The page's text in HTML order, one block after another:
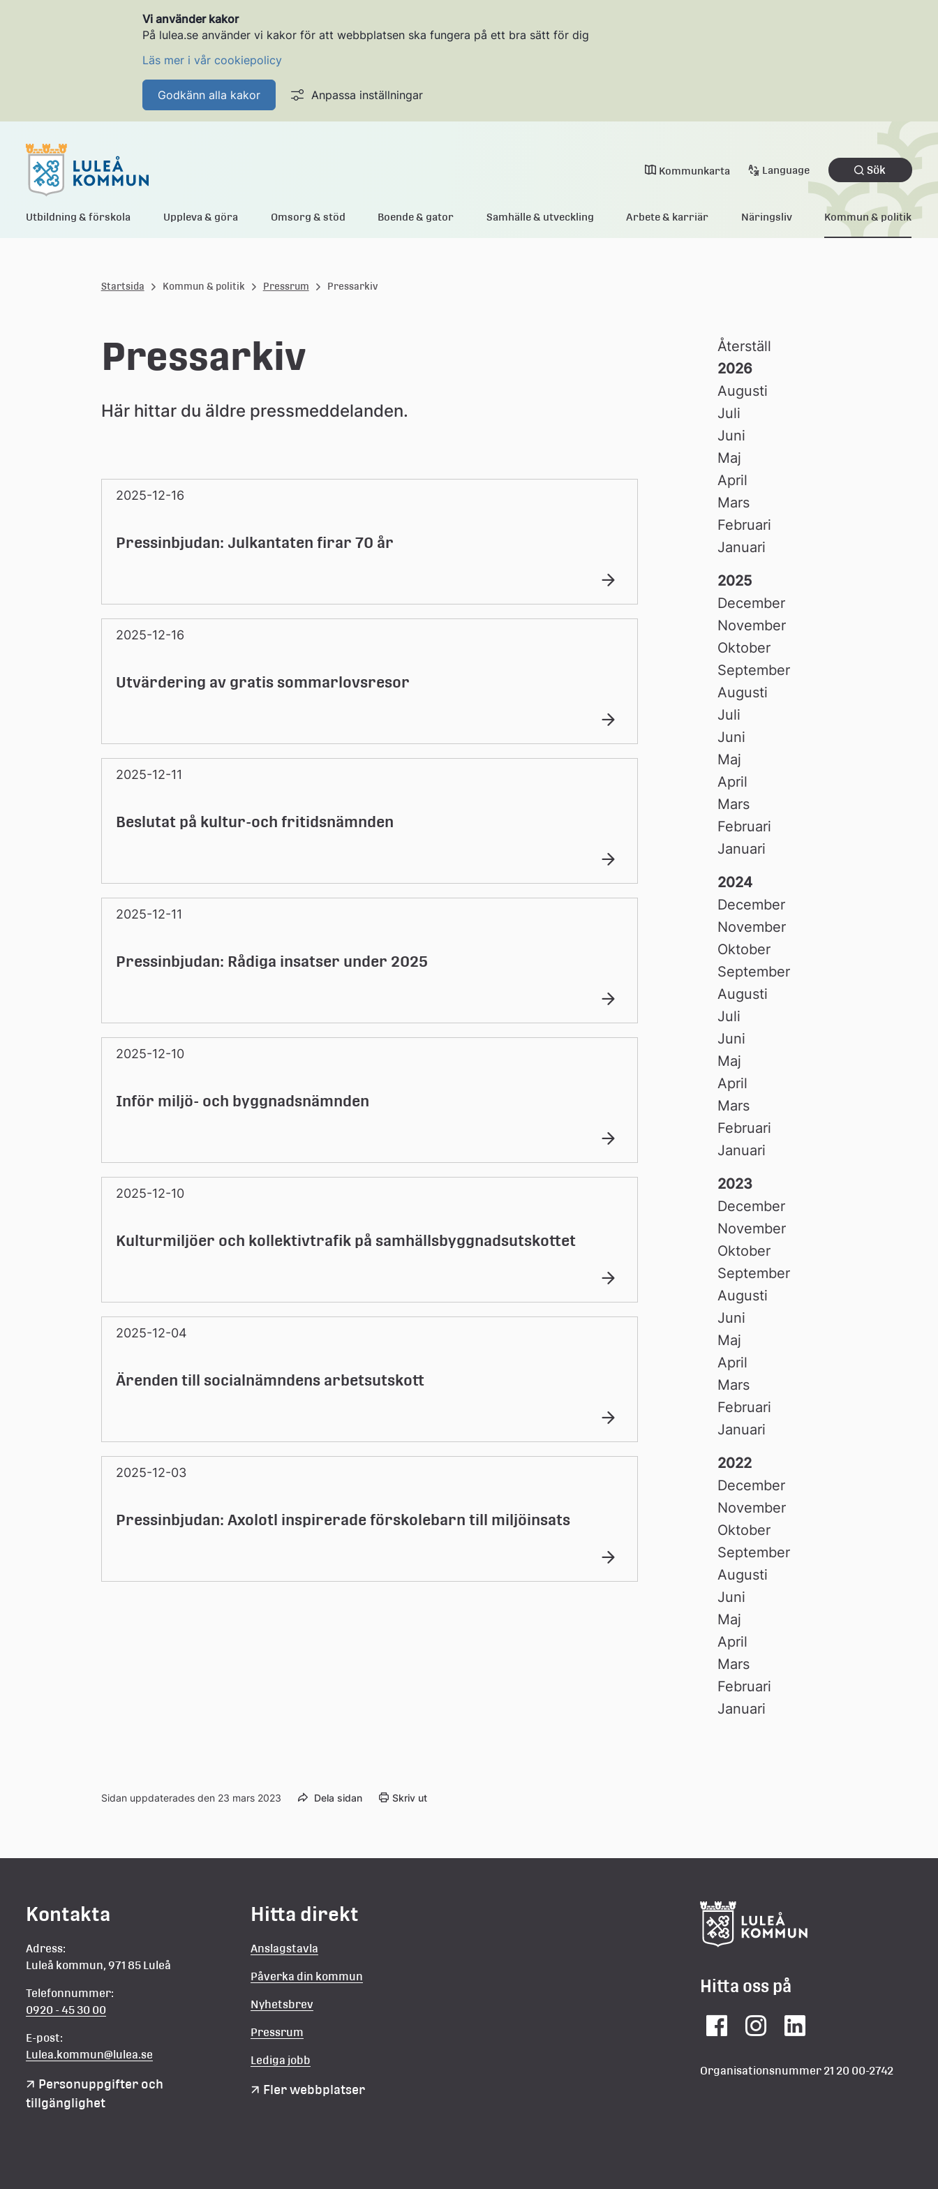
Vi använder kakor
På lulea.se använder vi kakor för att webbplatsen ska fungera på ett bra sätt för dig
Läs mer i vår cookiepolicy
Godkänn alla kakor Anpassa inställningar
L
Kommunkarta Language Sök
Utbildning & förskola Uppleva & göra Omsorg & stöd Boende & gator Samhälle & utveckling Arbete & karriär Näringsliv Kommun & politik
Startsida Kommun & politik Pressrum Pressarkiv
Pressarkiv
Här hittar du äldre pressmeddelanden.
2025-12-16
Pressinbjudan: Julkantaten firar 70 år
2025-12-16
Utvärdering av gratis sommarlovsresor
2025-12-11
Beslutat på kultur-och fritidsnämnden
2025-12-11
Pressinbjudan: Rådiga insatser under 2025
2025-12-10
Inför miljö- och byggnadsnämnden
2025-12-10
Kulturmiljöer och kollektivtrafik på samhällsbyggnadsutskottet
2025-12-04
Ärenden till socialnämndens arbetsutskott
2025-12-03
Pressinbjudan: Axolotl inspirerade förskolebarn till miljöinsats
Återställ
2026
Augusti
Juli
Juni
Maj
April
Mars
Februari
Januari
2025
December
November
Oktober
September
Augusti
Juli
Juni
Maj
April
Mars
Februari
Januari
2024
December
November
Oktober
September
Augusti
Juli
Juni
Maj
April
Mars
Februari
Januari
2023
December
November
Oktober
September
Augusti
Juni
Maj
April
Mars
Februari
Januari
2022
December
November
Oktober
September
Augusti
Juni
Maj
April
Mars
Februari
Januari
Sidan uppdaterades den 23 mars 2023 Dela sidan Skriv ut
Kontakta
Adress:
Luleå kommun, 971 85 Luleå
Telefonnummer:
0920 - 45 30 00
E-post:
Lulea.kommun@lulea.se
Personuppgifter och
tillgänglighet
Hitta direkt
Anslagstavla
Påverka din kommun
Nyhetsbrev
Pressrum
Lediga jobb
Fler webbplatser
Hitta oss på
FacebookInstagramLinkedIn
Organisationsnummer 21 20 00-2742